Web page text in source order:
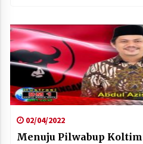
02/04/2022
Menuju Pilwabup